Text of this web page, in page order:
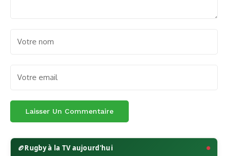
🏉Rugby à la TV aujourd'hui